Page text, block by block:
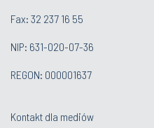
Fax: 32 237 16 55
NIP: 631-020-07-36
REGON: 000001637
Kontakt dla mediów